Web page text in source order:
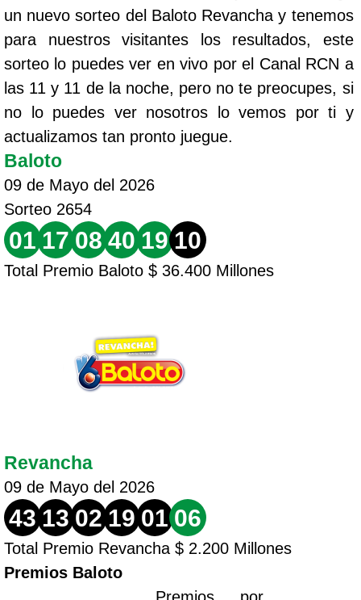
un nuevo sorteo del Baloto Revancha y tenemos
para nuestros visitantes los resultados, este
sorteo lo puedes ver en vivo por el Canal RCN a
las 11 y 11 de la noche, pero no te preocupes, si
no lo puedes ver nosotros lo vemos por ti y
actualizamos tan pronto juegue.
Baloto
09 de Mayo del 2026
Sorteo 2654
01 17 08 40 19 10
Total Premio Baloto $ 36.400 Millones
Revancha
09 de Mayo del 2026
43 13 02 19 01 06
Total Premio Revancha $ 2.200 Millones
Premios Baloto